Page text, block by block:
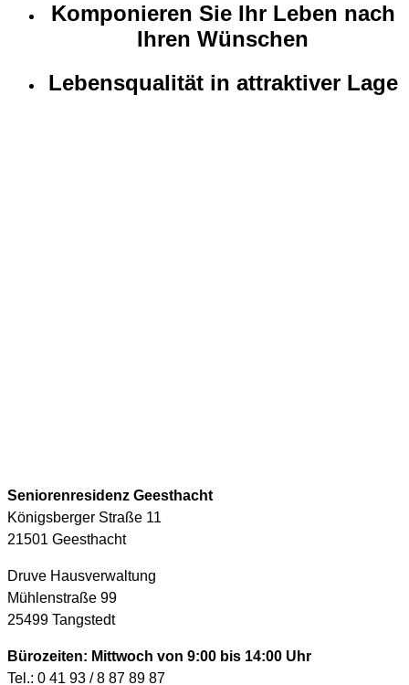
Komponieren Sie Ihr Leben nach
Ihren Wünschen
Lebensqualität in attraktiver Lage
Seniorenresidenz Geesthacht
Königsberger Straße 11
21501 Geesthacht
Druve Hausverwaltung
Mühlenstraße 99
25499 Tangstedt
Bürozeiten: Mittwoch von 9:00 bis 14:00 Uhr
Tel.: 0 41 93 / 8 87 89 87